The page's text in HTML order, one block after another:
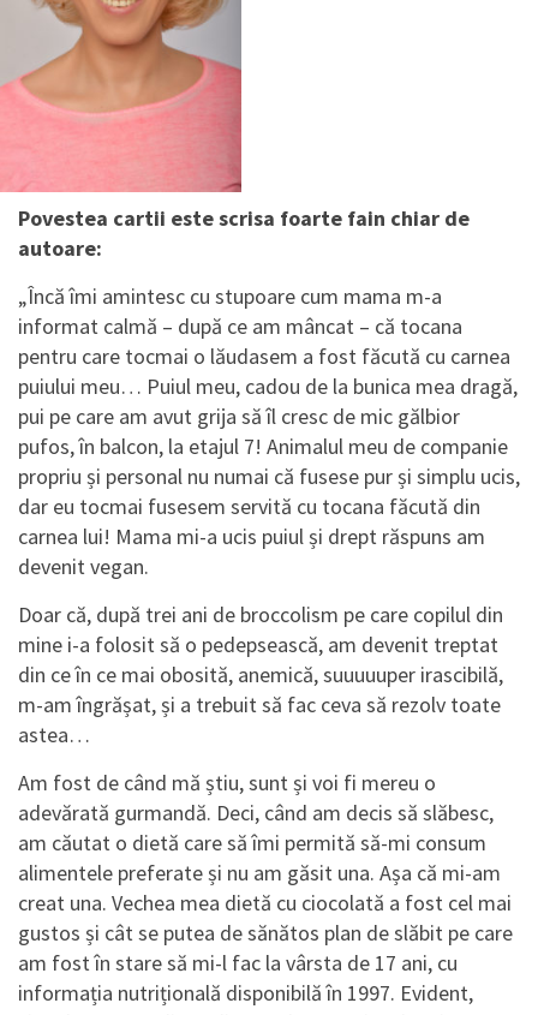
Povestea cartii este scrisa foarte fain chiar de
autoare:
„Încă îmi amintesc cu stupoare cum mama m-a
informat calmă – după ce am mâncat – că tocana
pentru care tocmai o lăudasem a fost făcută cu carnea
puiului meu… Puiul meu, cadou de la bunica mea dragă,
pui pe care am avut grija să îl cresc de mic gălbior
pufos, în balcon, la etajul 7! Animalul meu de companie
propriu și personal nu numai că fusese pur și simplu ucis,
dar eu tocmai fusesem servită cu tocana făcută din
carnea lui! Mama mi-a ucis puiul și drept răspuns am
devenit vegan.
Doar că, după trei ani de broccolism pe care copilul din
mine i-a folosit să o pedepsească, am devenit treptat
din ce în ce mai obosită, anemică, suuuuuper irascibilă,
m-am îngrășat, și a trebuit să fac ceva să rezolv toate
astea…
Am fost de când mă știu, sunt și voi fi mereu o
adevărată gurmandă. Deci, când am decis să slăbesc,
am căutat o dietă care să îmi permită să-mi consum
alimentele preferate și nu am găsit una. Așa că mi-am
creat una. Vechea mea dietă cu ciocolată a fost cel mai
gustos și cât se putea de sănătos plan de slăbit pe care
am fost în stare să mi-l fac la vârsta de 17 ani, cu
informația nutrițională disponibilă în 1997. Evident,